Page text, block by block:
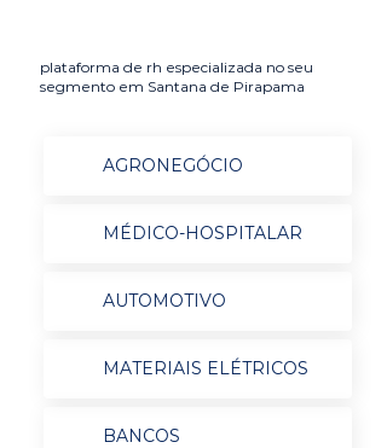
plataforma de rh especializada no seu
segmento em Santana de Pirapama
AGRONEGÓCIO
MÉDICO-HOSPITALAR
AUTOMOTIVO
MATERIAIS ELÉTRICOS
BANCOS